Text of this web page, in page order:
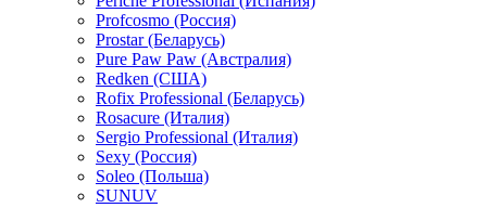
Profcosmo (Россия)
Prostar (Беларусь)
Pure Paw Paw (Австралия)
Redken (США)
Rofix Professional (Беларусь)
Rosacure (Италия)
Sergio Professional (Италия)
Sexy (Россия)
Soleo (Польша)
SUNUV